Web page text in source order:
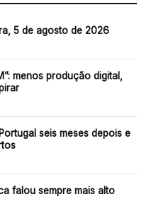
5 de agosto de 2026
menos produção digital,
seis meses depois e
falou sempre mais alto